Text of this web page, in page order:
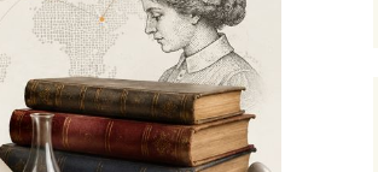
de Noalejo
de Cordel